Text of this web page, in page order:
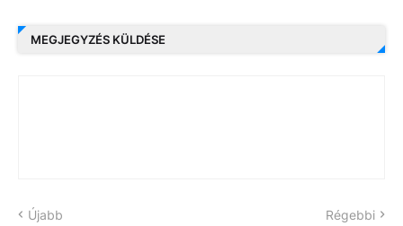
MEGJEGYZÉS KÜLDÉSE
Újabb Régebbi